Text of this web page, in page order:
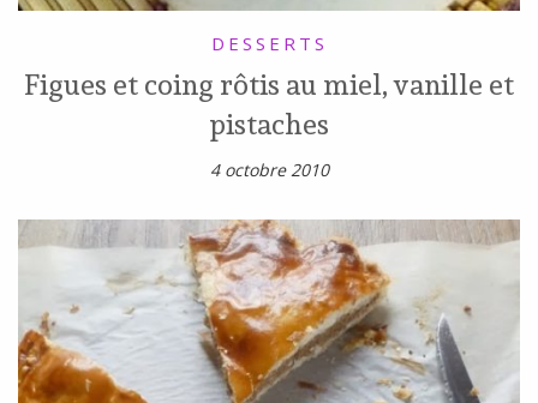
DESSERTS
Figues et coing rôtis au miel, vanille et
pistaches
4 octobre 2010